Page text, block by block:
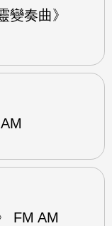
變奏曲》
FM AM